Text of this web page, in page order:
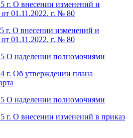
г. О внесении изменений и
01.11.2022. г. № 80
г. О внесении изменений и
01.11.2022. г. № 80
О наделении полномочиями
г. Об утверждении плана
О наделении полномочиями
г. О внесении изменений в приказ